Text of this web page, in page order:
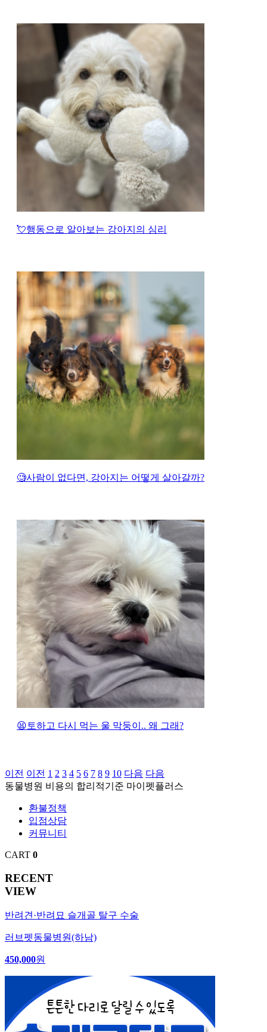
💘행동으로 알아보는 강아지의 심리
🧐사람이 없다면, 강아지는 어떻게 살아갈까?
😫토하고 다시 먹는 울 막둥이.. 왜 그래?
이전 이전 1 2 3 4 5 6 7 8 9 10 다음 다음
동물병원 비용의 합리적기준 마이펫플러스
환불정책
입점상담
커뮤니티
CART 0
RECENT
VIEW
반려견·반려묘 슬개골 탈구 수술
러브펫동물병원(하남)
450,000원